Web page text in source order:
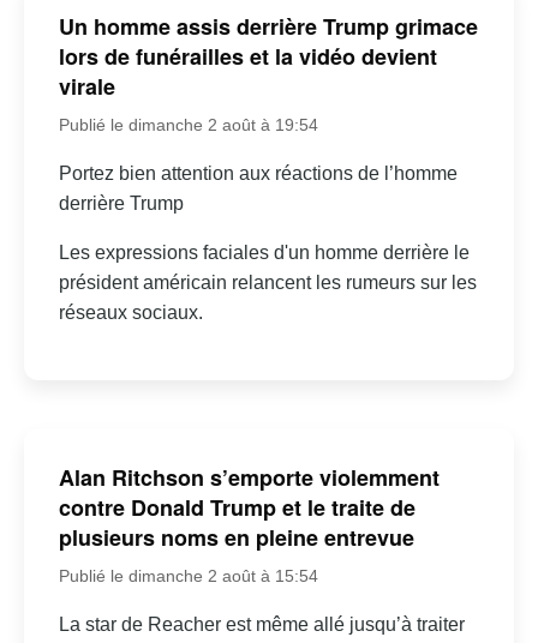
Un homme assis derrière Trump grimace
lors de funérailles et la vidéo devient
virale
Publié le dimanche 2 août à 19:54
Portez bien attention aux réactions de l’homme
derrière Trump
Les expressions faciales d'un homme derrière le
président américain relancent les rumeurs sur les
réseaux sociaux.
Alan Ritchson s’emporte violemment
contre Donald Trump et le traite de
plusieurs noms en pleine entrevue
Publié le dimanche 2 août à 15:54
La star de Reacher est même allé jusqu’à traiter